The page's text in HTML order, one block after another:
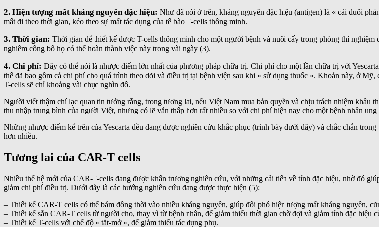
2. Hiện tượng mất kháng nguyên đặc hiệu: Như đã nói ở trên, kháng nguyên đặc hiệu (antigen) là « cái đuôi
mất đi theo thời gian, kéo theo sự mất tác dụng của tế bào T-cells thông minh.
3. Thời gian: Thời gian để thiết kế được T-cells thông minh cho một người bệnh và nuôi cấy trong phòng thí
nghiêm công bố họ có thể hoàn thành việc này trong vài ngày (3).
4. Chi phí: Đây có thể nói là nhược điểm lớn nhất của phương pháp chữa trị. Chi phí cho một lần chữa trị với
thể đã bao gồm cả chi phí cho quá trình theo dõi và điều trị tại bệnh viện sau khi « sử dụng thuốc ». Khoản này, ở
T-cells sẽ chỉ khoảng vài chục nghìn đô.
Người viết thậm chí lạc quan tin tưởng rằng, trong tương lai, nếu Việt Nam mua bản quyền và chịu trách nhiệm khâu
thu nhập trung bình của người Việt, nhưng có lẽ vẫn thấp hơn rất nhiều so với chi phí hiện nay cho một bệnh nhân
Những nhược điểm kể trên của Yescarta đều đang được nghiên cứu khắc phục (trình bày dưới đây) và chắc chắn
hơn nhiều.
Tương lai của CAR-T cells
Nhiều thế hệ mới của CAR-T-cells đang được khẩn trương nghiên cứu, với những cải tiến về tính đặc hiệu, nhờ đó
giảm chi phí điều trị. Dưới đây là các hướng nghiên cứu đang được thực hiện (5):
– Thiết kế CAR-T cells có thể bám đồng thời vào nhiều kháng nguyên, giúp đối phó hiện tượng mất kháng nguyên,
– Thiết kế sẵn CAR-T cells từ người cho, thay vì từ bệnh nhân, để giảm thiểu thời gian chờ đợi và giảm tính đặc hiệu
– Thiết kế T-cells với chế độ « tắt-mở », để giảm thiểu tác dụng phụ.